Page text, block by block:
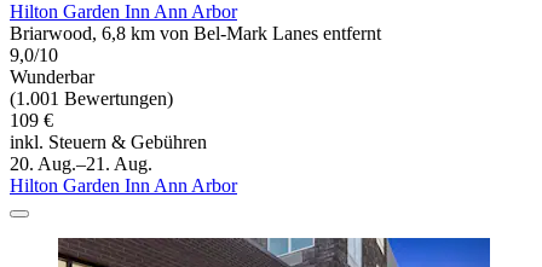
Hilton Garden Inn Ann Arbor
Briarwood, 6,8 km von Bel-Mark Lanes entfernt
9,0/10
Wunderbar
(1.001 Bewertungen)
109 €
inkl. Steuern & Gebühren
20. Aug.–21. Aug.
Hilton Garden Inn Ann Arbor